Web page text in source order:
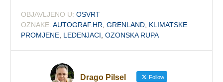
OBJAVLJENO U: OSVRT
OZNAKE: AUTOGRAF.HR ,GRENLAND KLIMATSKE
PROMJENE LEDENJACI ,OZONSKA RUPA
Drago Pilsel Follow